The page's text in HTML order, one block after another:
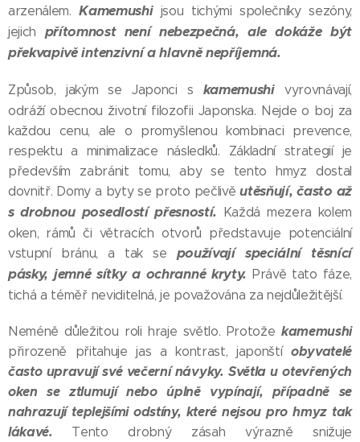
arzenálem.Kamemushi jsou tichými společníky sezóny,
jejich přítomnost není nebezpečná, ale dokáže být
překvapivě intenzivní a hlavně nepříjemná.
Způsob, jakým se Japonci s kamemushivyrovnávají,
odráží obecnou životní filozofii Japonska. Nejde o boj za
každou cenu, ale o promyšlenou kombinaci prevence,
respektu a minimalizace následků. Základní strategií je
především zabránit tomu, aby se tento hmyz dostal
dovnitř. Domy a byty se proto pečlivěutěsňují, často až
s drobnou posedlostí přesností. Každá mezera kolem
oken, rámů či větracích otvorů představuje potenciální
vstupní bránu, a tak se používají speciální těsnící
pásky, jemné síťky a ochranné kryty. Právě tato fáze,
tichá a téměř neviditelná, je považována za nejdůležitější.
Neméně důležitou roli hraje světlo. Protože kamemushi
přirozeně přitahuje jas a kontrast, japonští obyvatelé
často upravují své večerní návyky. Světla u otevřených
oken se ztlumují nebo úplně vypínají, případně se
nahrazují teplejšími odstíny, které nejsou pro hmyz tak
lákavé. Tento drobný zásah výrazně snižuje